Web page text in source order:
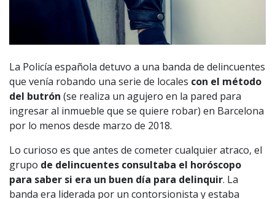
La Policía española detuvo a una banda de delincuentes
que venía robando una serie de locales con el método
del butrón (se realiza un agujero en la pared para
ingresar al inmueble que se quiere robar) en Barcelona
por lo menos desde marzo de 2018.
Lo curioso es que antes de cometer cualquier atraco, el
grupo de delincuentes consultaba el horóscopo
para saber si era un buen día para delinquir. La
banda era liderada por un contorsionista y estaba